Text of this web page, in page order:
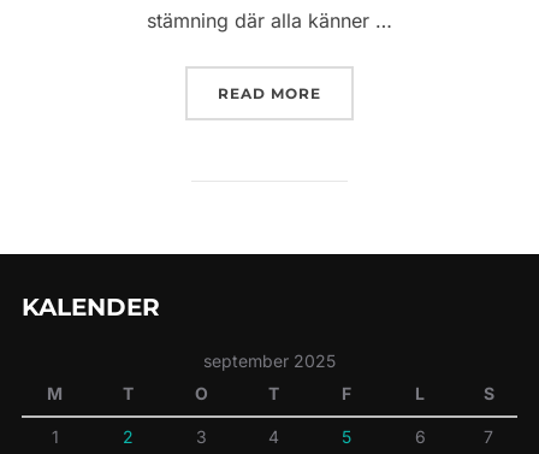
stämning där alla känner …
READ MORE
KALENDER
september 2025
M
T O T F L S
1 2 3 4 5 6
7